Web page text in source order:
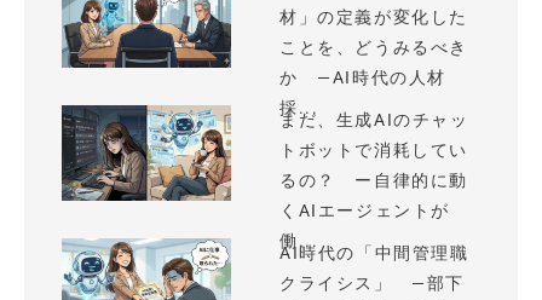
材」の定義が変化した
ことを、どうみるべき
か —AI時代の人材
採...
まだ、生成AIのチャッ
トボットで消耗してい
るの？ ー自律的に動
くAIエージェントが
働...
AI時代の「中間管理職
クライシス」 —部下